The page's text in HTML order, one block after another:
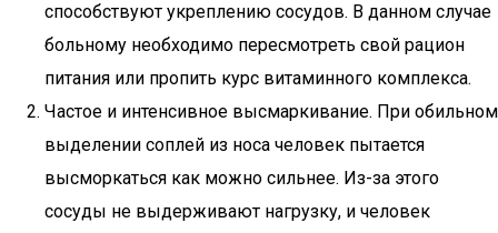
способствуют укреплению сосудов. В данном случае
больному необходимо пересмотреть свой рацион
питания или пропить курс витаминного комплекса.
Частое и интенсивное высмаркивание. При обильном
выделении соплей из носа человек пытается
высморкаться как можно сильнее. Из-за этого
сосуды не выдерживают нагрузку, и человек